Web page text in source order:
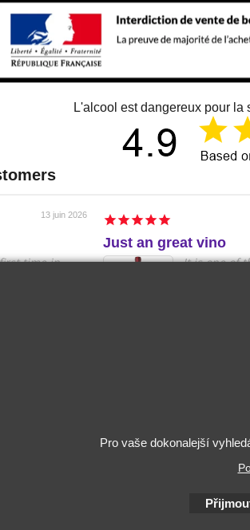
L'alcool est dangereux pour la
13 juin 2026
time in
Just an great vino
It is one of
Pro vaše dokonalejší